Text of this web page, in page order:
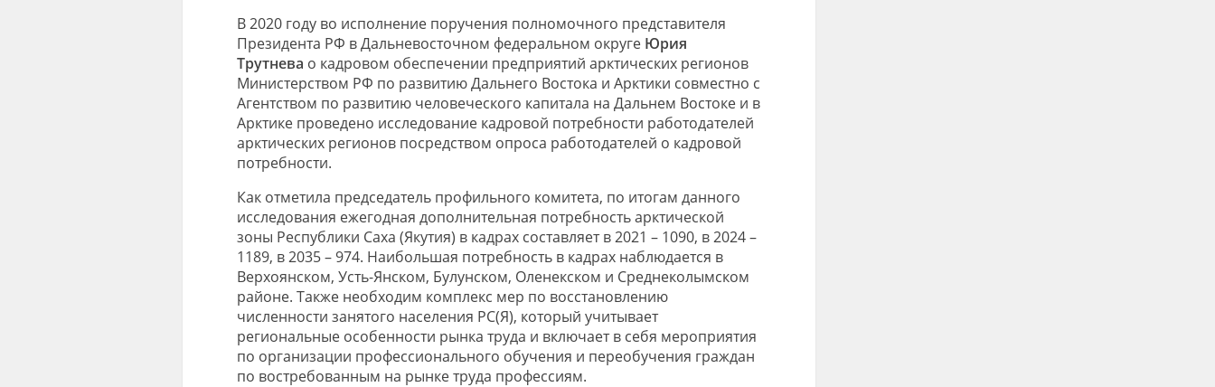
В 2020 году во исполнение поручения полномочного представителя
Президента РФ в Дальневосточном федеральном округе Юрия
Трутнева о кадровом обеспечении предприятий арктических регионов
Министерством РФ по развитию Дальнего Востока и Арктики совместно с
Агентством по развитию человеческого капитала на Дальнем Востоке и в
Арктике проведено исследование кадровой потребности работодателей
арктических регионов посредством опроса работодателей о кадровой
потребности.
Как отметила председатель профильного комитета, по итогам данного
исследования ежегодная дополнительная потребность арктической
зоны Республики Саха (Якутия) в кадрах составляет в 2021 – 1090, в 2024 –
1189, в 2035 – 974. Наибольшая потребность в кадрах наблюдается в
Верхоянском, Усть-Янском, Булунском, Оленекском и Среднеколымском
районе. Также необходим комплекс мер по восстановлению
численности занятого населения РС(Я), который учитывает
региональные особенности рынка труда и включает в себя мероприятия
по организации профессионального обучения и переобучения граждан
по востребованным на рынке труда профессиям.